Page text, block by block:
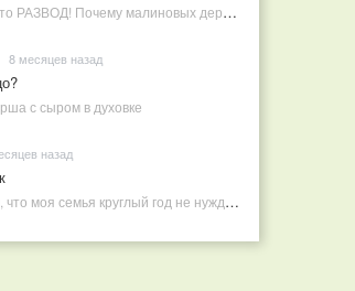
Товарищи, это РАЗВОД! Почему малиновых деревьев не бывает, или Как ушлые продавцы наживаются на мечтах садоводов
8 месяцев назад
с сыром в духовке
назад
Горжусь тем, что моя семья круглый год не нуждается в покупных витаминах